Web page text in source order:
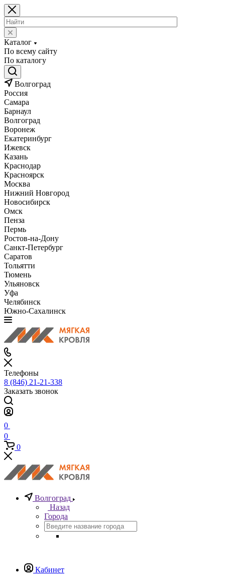
Каталог
По всему сайту
По каталогу
Волгоград
Россия
Самара
Барнаул
Волгоград
Воронеж
Екатеринбург
Ижевск
Казань
Краснодар
Красноярск
Москва
Нижний Новгород
Новосибирск
Омск
Пенза
Пермь
Ростов-на-Дону
Санкт-Петербург
Саратов
Тольятти
Тюмень
Ульяновск
Уфа
Челябинск
Южно-Сахалинск
Телефоны
8 (846) 21-21-338
Заказать звонок
0
0
0
Волгоград
Назад
Города
Кабинет